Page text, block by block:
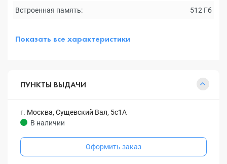
Встроенная память: 512 Гб
Показать все характеристики
ПУНКТЫ ВЫДАЧИ
г. Москва, Сущевский Вал, 5с1А
В наличии
Оформить заказ